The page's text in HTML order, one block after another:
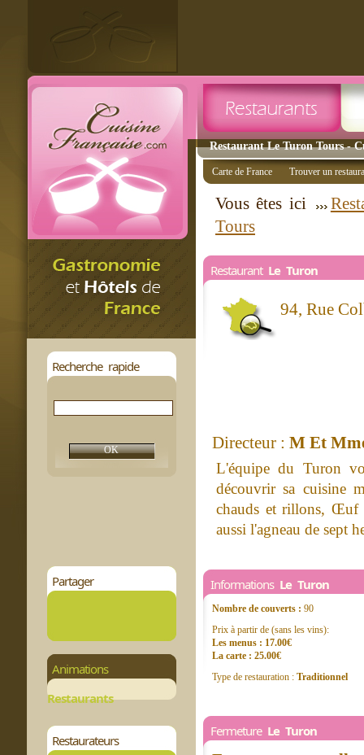
Restaurant Le Turon Tours -
Recherche rapide
Partager
Animations
Restaurants
Restaurateurs
Carte de France Trouver un
Vous êtes ici
Tours
Restaurant Le Turon
94, Rue
Directeur : M Et
L'équipe du Turon
découvrir sa cuisine
chauds et rillons, Œuf
aussi l'agneau de sept
Informations Le Turon
Nombre de couverts : 90
Prix à partir de (sans les vins):
Les menus : 17.00€
La carte : 25.00€
Type de restauration : Traditionnel
Fermeture Le Turon